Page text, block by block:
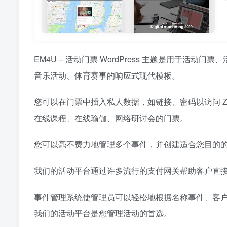
EM4U – 活动门票 WordPress 主题是用于活动门票
音乐活动、体育赛事的响应式现代模板。
您可以在门票中插入私人数据，如链接、密码以访问
在线课程、在线瑜伽、网络研讨会的门票。
您可以毫不费力地管理多个事件，并创建适合您目的
我们的活动平台通过许多流行的支付网关帮助客户
事件管理系统使管理员可以轻松地根据名称事件、
我们的活动平台是您管理活动的首选。